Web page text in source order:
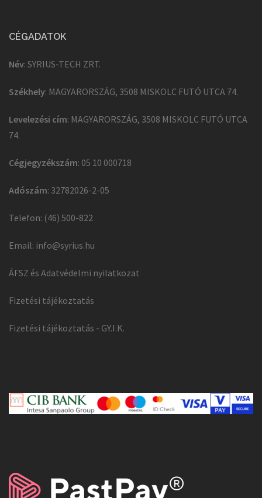
CÉGADATOK
Név: SYRIUS-TECH ZRT.
Székhely: MAGYARORSZÁG, 3508 MISKOLC FUTÓ UTCA 74.
Levelezési cím: MAGYARORSZÁG, 3508 MISKOLC FUTÓ UTCA
74.
Cégjegyzékszám: 05 10 000718
Adószám: 32782026-2-05
Telefon: (46) 500-822
Email: info@syrius.hu
ÁFSZ és Adatvédelmi nyilatkozat
Fizetési tájékoztatás
Fizetési tájékoztatás - GY.I.K.